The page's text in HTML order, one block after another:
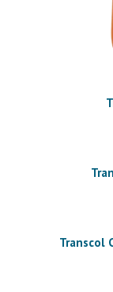
Transcol